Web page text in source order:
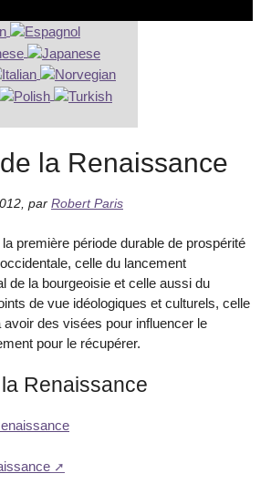
la Renaissance
par Robert Paris
première période durable de prospérité
celle du lancement
de la bourgeoisie et celle aussi du
de vue idéologiques et culturels, celle
des visées pour influencer le
pour le récupérer.
Renaissance